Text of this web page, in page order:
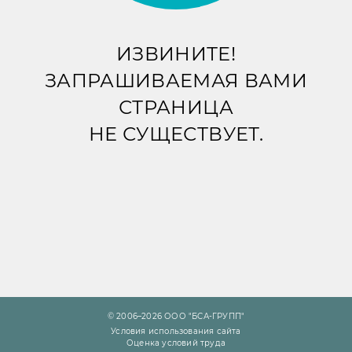
ИЗВИНИТЕ!
ЗАПРАШИВАЕМАЯ ВАМИ
СТРАНИЦА
НЕ СУЩЕСТВУЕТ.
© 2006–2026 ООО "БСА-ГРУПП"
Условия использования сайта
Оценка условий труда